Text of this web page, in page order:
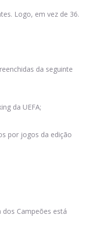
Logo, em vez de 36.
da seguinte
da UEFA;
por jogos da edição
Campeões está